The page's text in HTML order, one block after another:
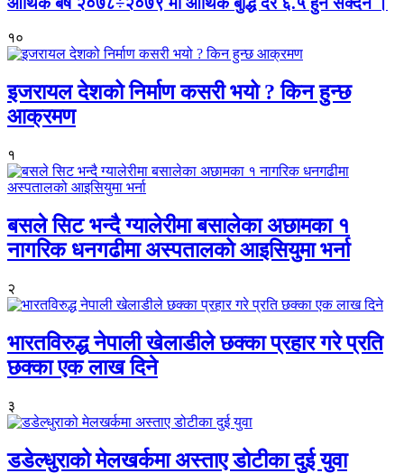
१०
इजरायल देशको निर्माण कसरी भयो ? किन हुन्छ
आक्रमण
१
बसले सिट भन्दै ग्यालेरीमा बसालेका अछामका १
नागरिक धनगढीमा अस्पतालको आइसियुमा भर्ना
२
भारतविरुद्ध नेपाली खेलाडीले छक्का प्रहार गरे प्रति
छक्का एक लाख दिने
३
डडेल्धुराको मेलखर्कमा अस्ताए डोटीका दुई युवा